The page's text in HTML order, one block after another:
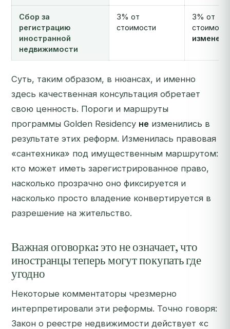
Сбор за
регистрацию
иностранной
недвижимости
3% от
стоимости
3% от
Суть, таким образом, в нюансах, и именно
здесь качественная консультация обретает
свою ценность. Пороги и маршруты
программы Golden Residency не изменились в
результате этих реформ. Изменилась правовая
«сантехника» под имущественным маршрутом:
кто может иметь зарегистрированное право,
насколько прозрачно оно фиксируется и
насколько просто владение конвертируется в
разрешение на жительство.
Важная оговорка: это не означает, что
иностранцы теперь могут покупать где
угодно
Некоторые комментаторы чрезмерно
интерпретировали эти реформы. Точно говоря:
Закон о реестре недвижимости действует «с